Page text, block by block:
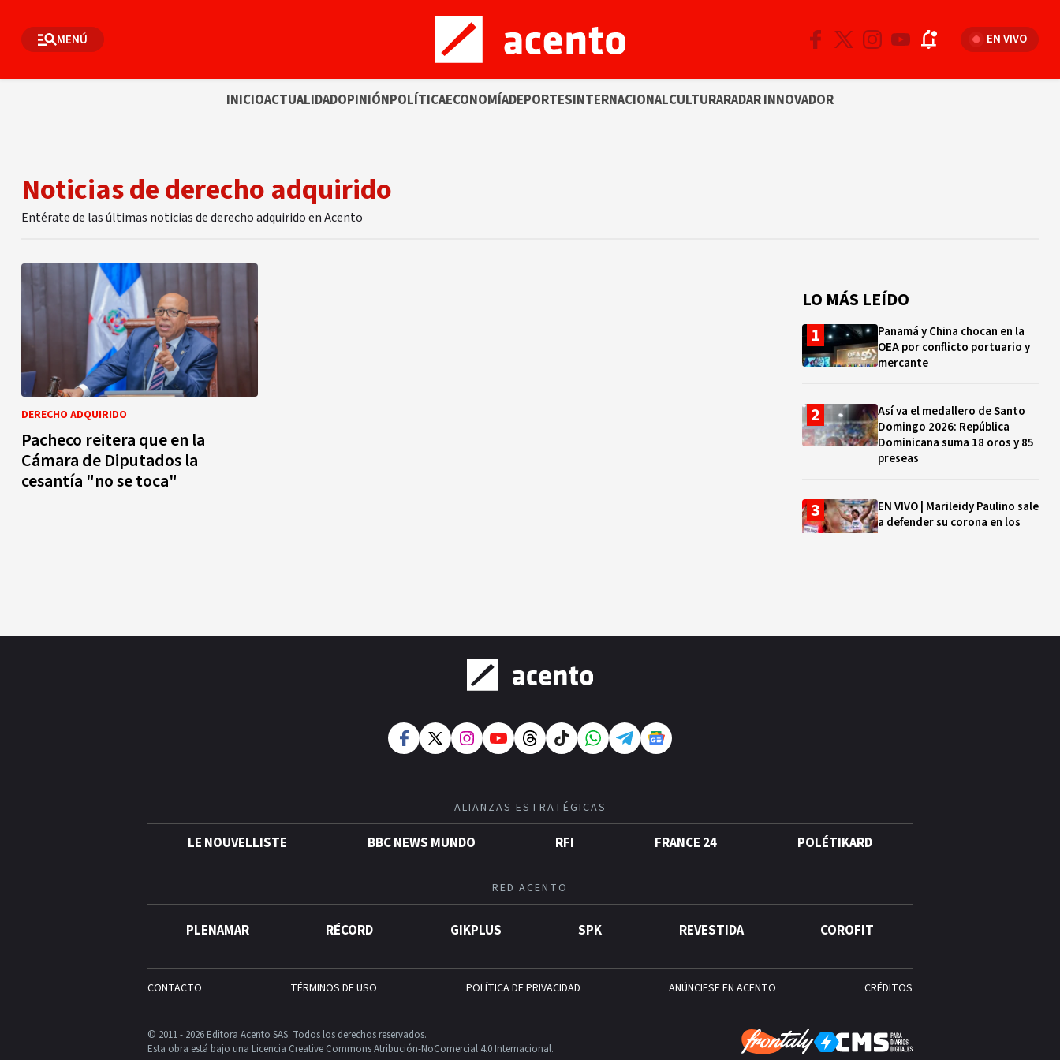
MENÚ EN VIVO
INICIOACTUALIDADOPINIÓNPOLÍTICAECONOMÍADEPORTESINTERNACIONALCULTURARADAR INNOVADOR
Noticias de derecho adquirido
Entérate de las últimas noticias de derecho adquirido en Acento
DERECHO ADQUIRIDO
Pacheco reitera que en la
Cámara de Diputados la
cesantía "no se toca"
LO MÁS LEÍDO
Panamá y China chocan en la
OEA por conflicto portuario y
mercante
Así va el medallero de Santo
Domingo 2026: República
Dominicana suma 18 oros y 85
preseas
EN VIVO | Marileidy Paulino sale
a defender su corona en los
puedes cobrar
ALIANZAS ESTRATÉGICAS
LE NOUVELLISTE BBC NEWS MUNDO RFI FRANCE 24 POLÉTIKARD
RED ACENTO
PLENAMAR RÉCORD GIKPLUS SPK REVESTIDA COROFIT
CONTACTO TÉRMINOS DE USO POLÍTICA DE PRIVACIDAD ANÚNCIESE EN ACENTO CRÉDITOS
© 2011 - 2026 Editora Acento SAS. Todos los derechos reservados.
Esta obra está bajo una Licencia Creative Commons Atribución-NoComercial 4.0 Internacional.